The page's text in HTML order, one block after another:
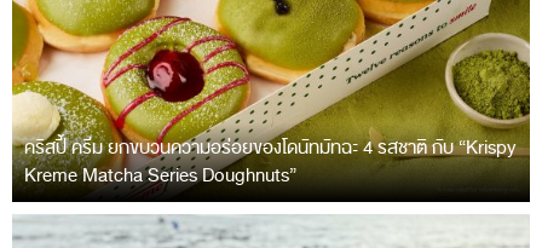
คริสปี้ ครีม ยกขบวนความอร่อยของโดนัทมัทฉะ 4 รสชาติ กับ “Krispy
Kreme Matcha Series Doughnuts”